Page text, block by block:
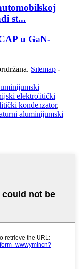
st...
u GaN-
Sitemap -
elektrolitički
kondenzator,
aluminijumski